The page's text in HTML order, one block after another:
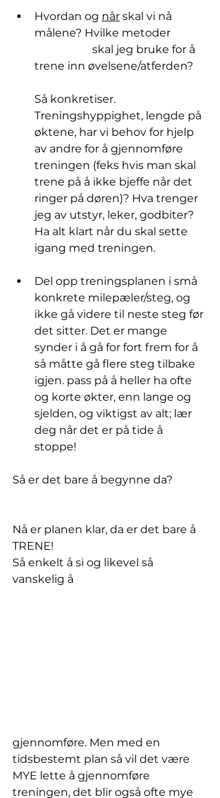
Hvordan og når skal vi nå
målene? Hvilke metoder
trene inn øvelsene/atferden?
Så konkretiser.
Treningshyppighet, lengde på
øktene, har vi behov for hjelp
av andre for å gjennomføre
treningen (feks hvis man skal
trene på å ikke bjeffe når det
ringer på døren)? Hva trenger
jeg av utstyr, leker, godbiter?
Ha alt klart når du skal sette
igang med treningen.
Del opp treningsplanen i små
konkrete milepæler/steg, og
ikke gå videre til neste steg før
det sitter. Det er mange
synder i å gå for fort frem for å
så måtte gå flere steg tilbake
igjen. pass på å heller ha ofte
og korte økter, enn lange og
sjelden, og viktigst av alt; lær
deg når det er på tide å
stoppe!
Så er det bare å begynne da?
Nå er planen klar, da er det bare å
TRENE!
Så enkelt å si og likevel så
vanskelig å
gjennomføre. Men med en
tidsbestemt plan så vil det være
MYE lette å gjennomføre
treningen, det blir også ofte mye